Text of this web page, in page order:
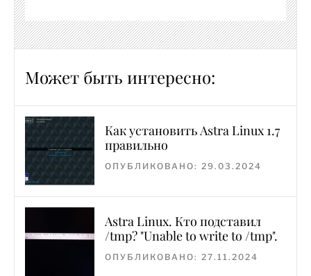
Может быть интересно:
Как установить Astra Linux 1.7
правильно
ОПУБЛИКОВАНО: 29.03.2024
Astra Linux. Кто подставил
/tmp? "Unable to write to /tmp".
ОПУБЛИКОВАНО: 27.11.2024